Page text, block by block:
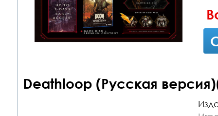
Deathloop (Русская